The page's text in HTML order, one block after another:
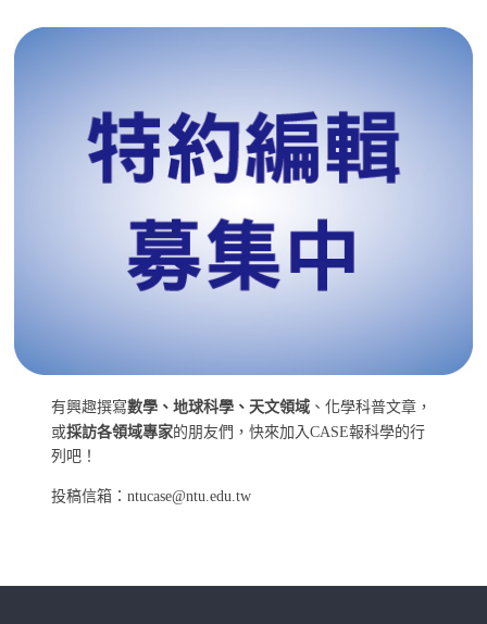
有興趣撰寫數學、地球科學、天文領域 、化學科普文章，
或採訪各領域專家的朋友們，快來加入CASE報科學的行
列吧！
投稿信箱：ntucase@ntu.edu.tw